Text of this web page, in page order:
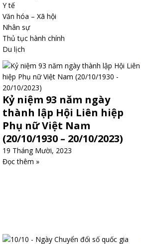
Y tế
Văn hóa – Xã hội
Nhân sự
Thủ tục hành chính
Du lịch
Kỷ niệm 93 năm ngày
thành lập Hội Liên hiệp
Phụ nữ Việt Nam
(20/10/1930 – 20/10/2023)
19 Tháng Mười, 2023
Đọc thêm »